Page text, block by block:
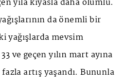
yıla kıyasla daha olumlu.
da önemli bir
yağışlarda mevsim
ve geçen yılın mart ayına
artış yaşandı. Bununla